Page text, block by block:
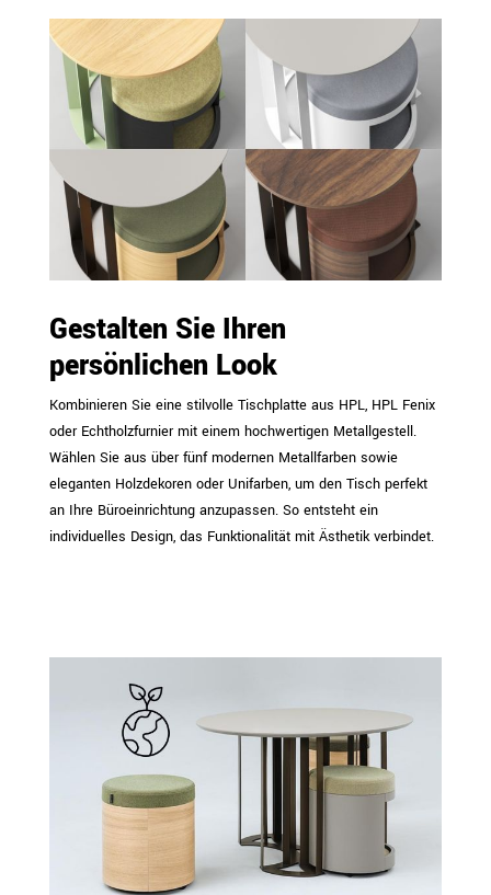
Gestalten Sie Ihren
persönlichen Look
Kombinieren Sie eine stilvolle Tischplatte aus HPL, HPL Fenix
oder Echtholzfurnier mit einem hochwertigen Metallgestell.
Wählen Sie aus über fünf modernen Metallfarben sowie
eleganten Holzdekoren oder Unifarben, um den Tisch perfekt
an Ihre Büroeinrichtung anzupassen. So entsteht ein
individuelles Design, das Funktionalität mit Ästhetik verbindet.